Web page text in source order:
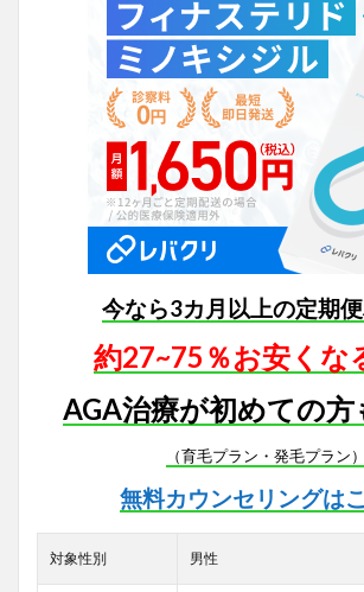
今なら3カ月以上の定期
約27~75％お安くな
AGA治療が初めての方
（育毛プラン・発毛プラン）
無料カウンセリングは
対象性別 男性